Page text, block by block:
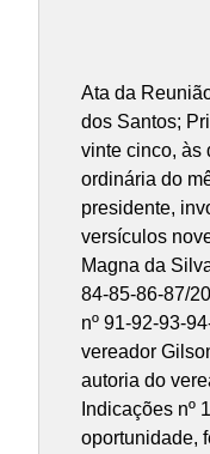
Ata da
dos Santos;
vinte cinco, às
ordinária do
presidente,
versículos
Magna da
84-85-86-87/
nº 91-92-93-
vereador
autoria do
Indicações nº
oportunidade,